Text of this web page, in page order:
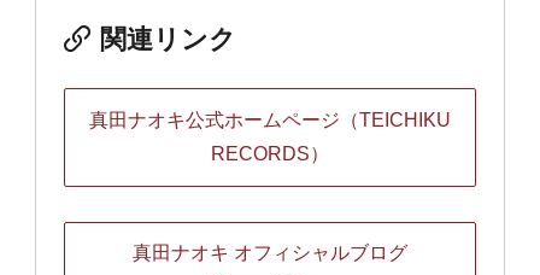
関連リンク
真田ナオキ公式ホームページ（TEICHIKU
RECORDS）
真田ナオキ オフィシャルブログ